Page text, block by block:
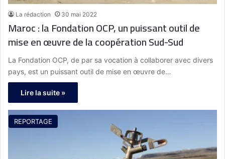
La rédaction 30 mai 2022
Maroc : la Fondation OCP, un puissant outil de
mise en œuvre de la coopération Sud-Sud
La Fondation OCP, de par sa vocation à collaborer avec divers
pays, est un puissant outil de mise en œuvre de…
Lire la suite »
REPORTAGE